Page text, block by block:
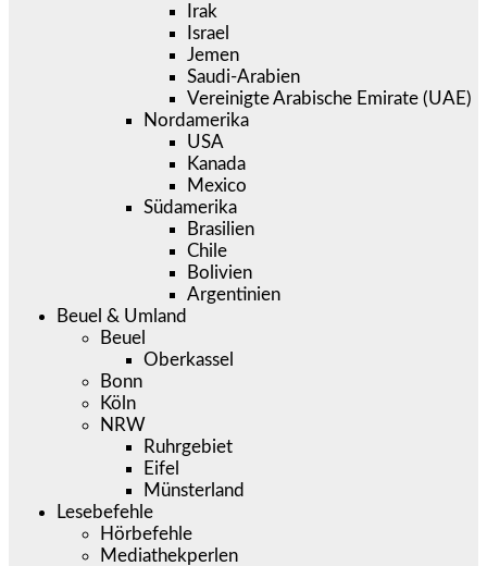
Irak
Israel
Jemen
Saudi-Arabien
Vereinigte Arabische Emirate (UAE)
Nordamerika
USA
Kanada
Mexico
Südamerika
Brasilien
Chile
Bolivien
Argentinien
Beuel & Umland
Beuel
Oberkassel
Bonn
Köln
NRW
Ruhrgebiet
Eifel
Münsterland
Lesebefehle
Hörbefehle
Mediathekperlen